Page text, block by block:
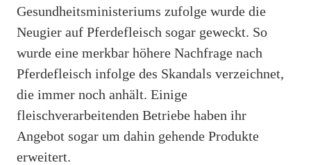
Gesundheitsministeriums zufolge wurde die
Neugier auf Pferdefleisch sogar geweckt. So
wurde eine merkbar höhere Nachfrage nach
Pferdefleisch infolge des Skandals verzeichnet,
die immer noch anhält. Einige
fleischverarbeitenden Betriebe haben ihr
Angebot sogar um dahin gehende Produkte
erweitert.